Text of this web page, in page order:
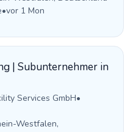
•vor 1 Mon
| Subunternehmer in
Services GmbH•
Westfalen,